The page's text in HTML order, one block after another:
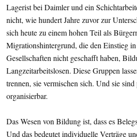
Lagerist bei Daimler und ein
nicht, wie hundert Jahre zuvor zur
sich heute zu einem hohen Teil als
Migrationshintergrund, die den Einstieg
Gesellschaften nicht geschafft haben,
Langzeitarbeitslosen. Diese Gruppen
trennen, sie vermischen sich. Und sie
organisierbar.
Das Wesen von Bildung ist, dass es
Und das bedeutet individuelle Verträge